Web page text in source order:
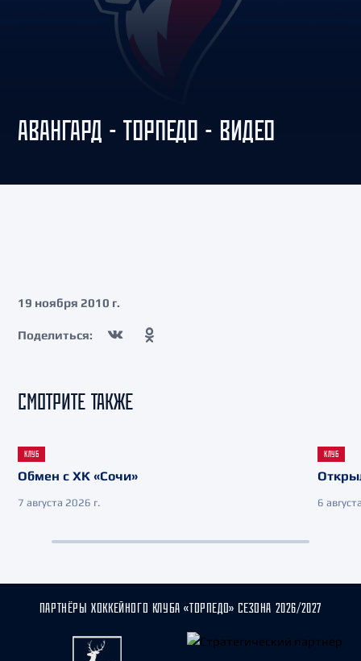
АВАНГАРД - ТОРПЕДО - ВИДЕО
19 ноября 2010 г.
Поделиться:
СМОТРИТЕ ТАКЖЕ
КЛУБ
Обмен с ХК «Сочи»
7 августа 2026 г.
КЛУБ
6
ПАРТНЁРЫ ХОККЕЙНОГО КЛУБА «ТОРПЕДО» СЕЗОНА 2026/2027